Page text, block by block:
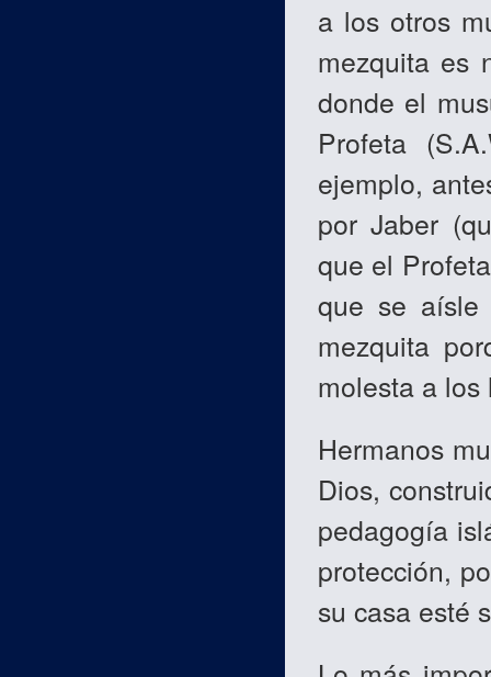
a los otros
mezquita es
donde el
Profeta
ejemplo,
por Jaber
que el
que se aísle
mezquita
molesta a los
Hermanos
Dios,
pedagogía
protección,
su casa esté